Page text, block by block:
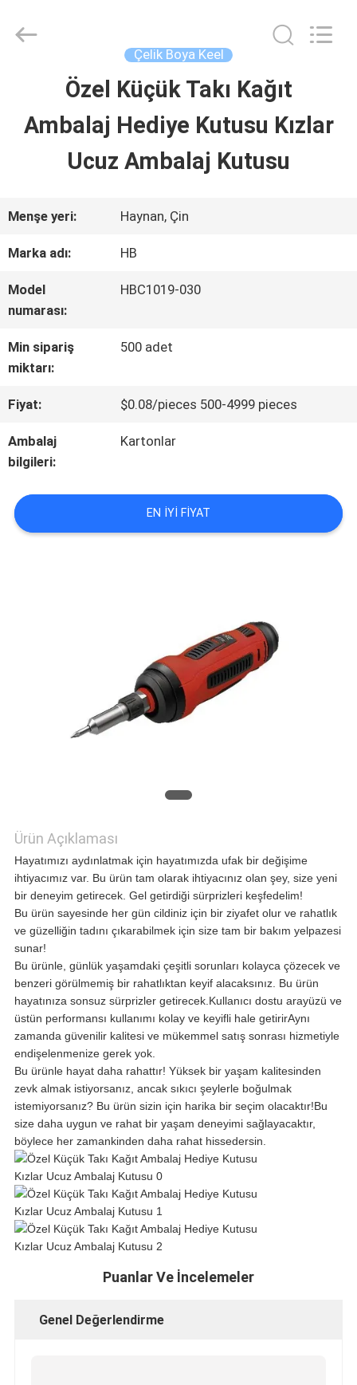
HAKKIMIZDA
TURU
KALITE
KONTROLÜ
BIZIMLE
İLETIŞIM
ISTEĞI
HARITASI
GIZLILIK
POLITIKASI
Çelik Boya Keel
Özel Küçük Takı Kağıt
Ambalaj Hediye Kutusu Kızlar
Ucuz Ambalaj Kutusu
Menşe yeri: Haynan, Çin
Marka adı: HB
Model
numarası:
HBC1019-030
Min sipariş
miktarı:
500 adet
Fiyat: $0.08/pieces 500-4999 pieces
Ambalaj
bilgileri:
Kartonlar
EN IYI FIYAT
Ürün Açıklaması
Hayatımızı aydınlatmak için hayatımızda ufak bir değişime
ihtiyacımız var. Bu ürün tam olarak ihtiyacınız olan şey, size yeni
bir deneyim getirecek. Gel getirdiği sürprizleri keşfedelim!
Bu ürün sayesinde her gün cildiniz için bir ziyafet olur ve rahatlık
ve güzelliğin tadını çıkarabilmek için size tam bir bakım yelpazesi
sunar!
Bu ürünle, günlük yaşamdaki çeşitli sorunları kolayca çözecek ve
benzeri görülmemiş bir rahatlıktan keyif alacaksınız. Bu ürün
hayatınıza sonsuz sürprizler getirecek.Kullanıcı dostu arayüzü ve
üstün performansı kullanımı kolay ve keyifli hale getirirAynı
zamanda güvenilir kalitesi ve mükemmel satış sonrası hizmetiyle
endişelenmenize gerek yok.
Bu ürünle hayat daha rahattır! Yüksek bir yaşam kalitesinden
zevk almak istiyorsanız, ancak sıkıcı şeylerle boğulmak
istemiyorsanız? Bu ürün sizin için harika bir seçim olacaktır!Bu
size daha uygun ve rahat bir yaşam deneyimi sağlayacaktır,
böylece her zamankinden daha rahat hissedersin.
Puanlar Ve İncelemeler
Genel Değerlendirme